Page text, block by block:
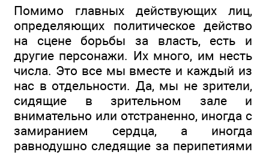
Помимо главных действующих лиц,
определяющих политическое действо
на сцене борьбы за власть, есть и
другие персонажи. Их много, им несть
числа. Это все мы вместе и каждый из
нас в отдельности. Да, мы не зрители,
сидящие в зрительном зале и
внимательно или отстраненно, иногда с
замиранием сердца, а иногда
равнодушно следящие за перипетиями